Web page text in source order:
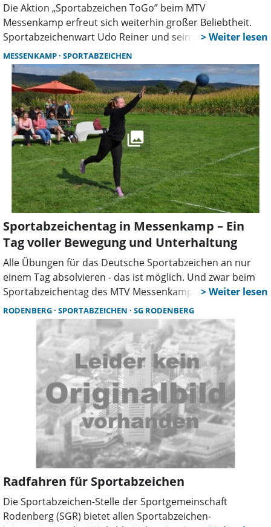
Die Aktion „Sportabzeichen ToGo” beim MTV
Messenkamp erfreut sich weiterhin großer Beliebtheit.
Sportabzeichenwart Udo Reiner und sein Team konnten
über 50 Sportlern zum bestandenen Sportabzeichen in
Gold, Silber oder Bronze gratulieren. Damit dürfte dem
MTV erneut ein vorderer Platz im Kreis hinsichtlich der
Anzahl der Sportabzeichen sicher sein. Die „Artistik Kids”
unter der Leitung von Chiara Lohmann konnten erneut
begeistern. Bei strahlendem Wetter präsentierten sie den
zahlreichen Zuschauern einen bunten Mix aus ihrem
vielfältigen Repertoire aus Akrobatik, Turnen und Tanz.
MESSENKAMP SPORTABZEICHEN
Sportabzeichentag in Messenkamp – Ein
Tag voller Bewegung und Unterhaltung
Alle Übungen für das Deutsche Sportabzeichen an nur
einem Tag absolvieren - das ist möglich. Und zwar beim
Sportabzeichentag des MTV Messenkamp am Sonnabend,
dem 6. September, ab 10 Uhr auf dem Sportplatz in
Messenkamp.
RODENBERG SPORTABZEICHEN SG RODENBERG
Radfahren für Sportabzeichen
Die Sportabzeichen-Stelle der Sportgemeinschaft
Rodenberg (SGR) bietet allen Sportabzeichen-